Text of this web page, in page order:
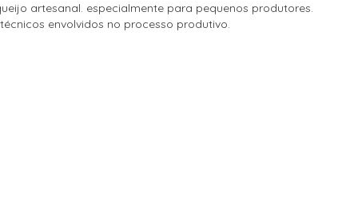
artesanal. especialmente para pequenos produtores.
envolvidos no processo produtivo.